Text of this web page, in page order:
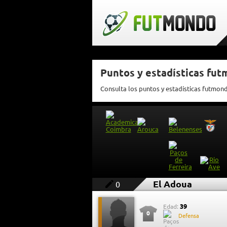
Puntos y estadísticas
Consulta los puntos y estadísticas
0 El Adoua
0
Edad: 39
Defensa